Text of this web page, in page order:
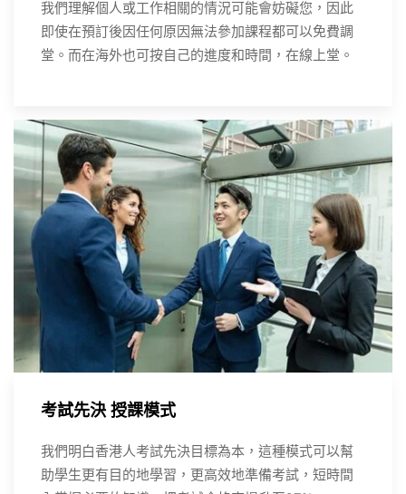
我們理解個人或工作相關的情況可能會妨礙您，因此
即使在預訂後因任何原因無法參加課程都可以免費調
堂。而在海外也可按自己的進度和時間，在線上堂。
考試先決 授課模式
我們明白香港人考試先決目標為本，這種模式可以幫
助學生更有目的地學習，更高效地準備考試，短時間